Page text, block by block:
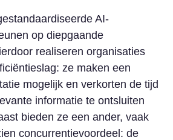
AI-
op diepgaande
realiseren organisaties
ze maken een
mogelijk en verkorten de tijd
informatie te ontsluiten
bieden ze een ander, vaak
concurrentievoordeel: de